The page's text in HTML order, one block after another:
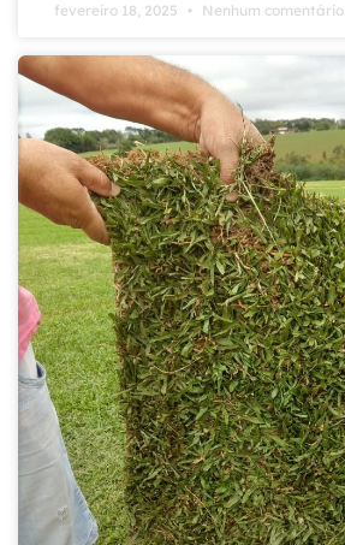
fevereiro 18, 2025 Nenhum comentário